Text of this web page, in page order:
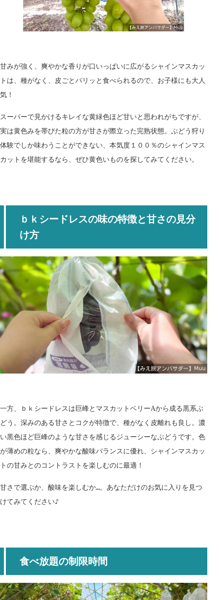
甘みが強く、爽やかな香りが口いっぱいに広がるシャインマスカッ
ト は、 種がなく、皮ごとパリッと食べられるので、お子様にも大人
気！
スーパーで見かけるキレイな黄緑色ほど甘いと思われがちですが、
実は黄色みを帯びた粒の方が甘さが際立った完熟状態。ぶどう狩り
体験でしか味わうことができない、本気度１００％のシャインマス
カットを堪能するなら、ぜひ黄色いものを探してみてください。
ｂｋシードレスの味の特徴と甘さの見分
け方
一方、ｂｋシードレスは巨峰とマスカットベリーAから成る黒系ぶ
どう。深みのある甘さとコクが特徴で、種がなく皮離れも良し。濃
い黒色ほど巨峰のような甘さを感じるジューシーなぶどうです。色
が薄めの粒なら、爽やかな酸味バランスに優れ、シャインマスカッ
トの甘みとのコントラスト を楽しむのに最適！
甘さで選ぶか、酸味を楽しむか…。あなただけのお気に入りを見つ
けてみてください♪
食べ放題の制限時間